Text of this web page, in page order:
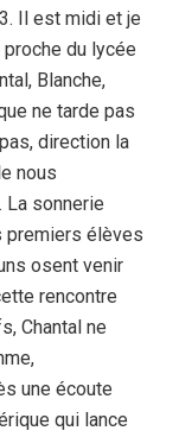
Il est midi et je
du lycée
Blanche,
ne tarde pas
direction la
nous
sonnerie
premiers élèves
osent venir
rencontre
Chantal ne
une écoute
qui lance